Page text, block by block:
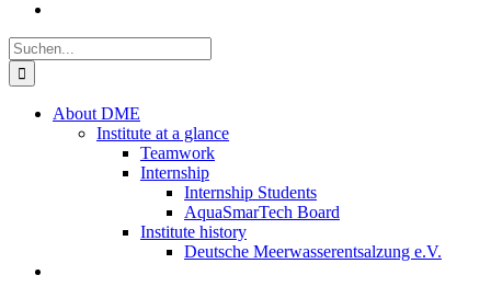
Suche
nach:
About DME
Institute at a glance
Teamwork
Internship
Internship Students
AquaSmarTech Board
Institute history
Deutsche Meerwasserentsalzung e.V.